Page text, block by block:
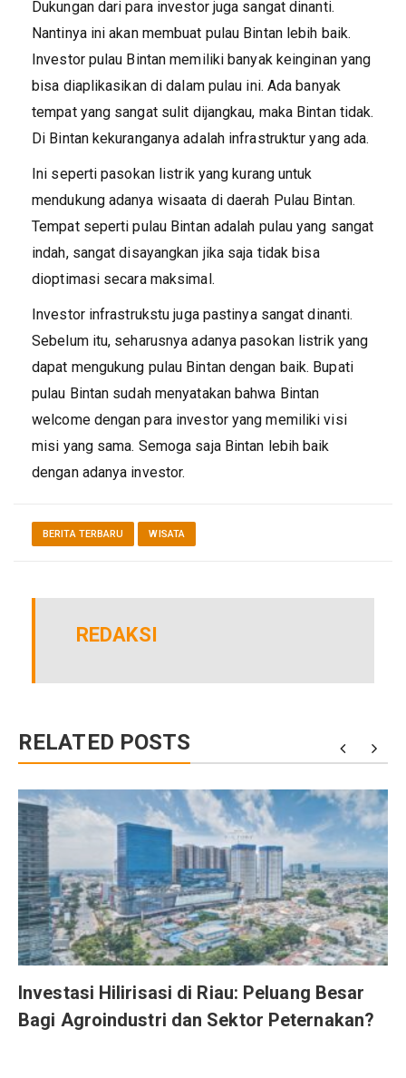
Dukungan dari para investor juga sangat dinanti.
Nantinya ini akan membuat pulau Bintan lebih baik.
Investor pulau Bintan memiliki banyak keinginan yang
bisa diaplikasikan di dalam pulau ini. Ada banyak
tempat yang sangat sulit dijangkau, maka Bintan tidak.
Di Bintan kekuranganya adalah infrastruktur yang ada.
Ini seperti pasokan listrik yang kurang untuk
mendukung adanya wisaata di daerah Pulau Bintan.
Tempat seperti pulau Bintan adalah pulau yang sangat
indah, sangat disayangkan jika saja tidak bisa
dioptimasi secara maksimal.
Investor infrastrukstu juga pastinya sangat dinanti.
Sebelum itu, seharusnya adanya pasokan listrik yang
dapat mengukung pulau Bintan dengan baik. Bupati
pulau Bintan sudah menyatakan bahwa Bintan
welcome dengan para investor yang memiliki visi
misi yang sama. Semoga saja Bintan lebih baik
dengan adanya investor.
BERITA TERBARU WISATA
REDAKSI
RELATED POSTS
Investasi Hilirisasi di Riau: Peluang Besar
Bagi Agroindustri dan Sektor Peternakan?